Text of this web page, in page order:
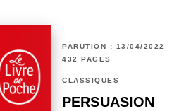
PARUTION : 13/04/2022
432 PAGES
CLASSIQUES
PERSUASION